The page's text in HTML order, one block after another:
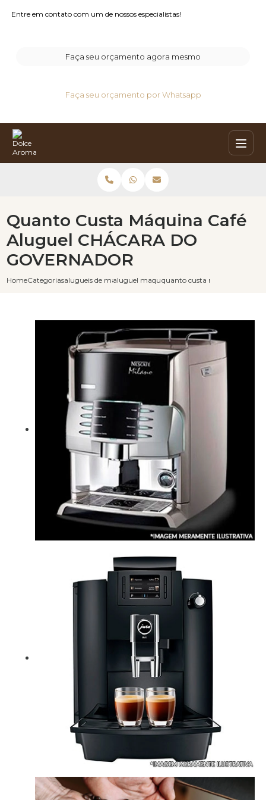
Entre em contato com um de nossos especialistas!
Faça seu orçamento agora mesmo
Faça seu orçamento por Whatsapp
HomeCategoriasalugueis de maquinas de cafe
aluguel maquina de cafequanto custa maquina cafe
Quanto Custa Máquina Café
Aluguel CHÁCARA DO
GOVERNADOR